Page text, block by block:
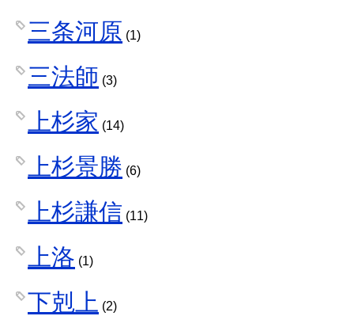
三条河原 (1)
三法師 (3)
上杉家 (14)
上杉景勝 (6)
上杉謙信 (11)
上洛 (1)
下剋上 (2)